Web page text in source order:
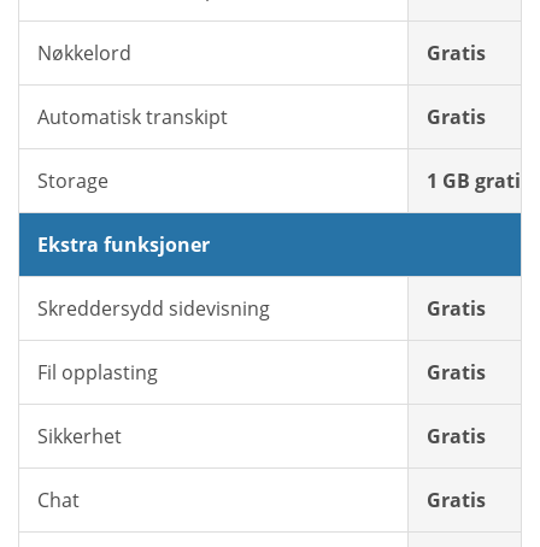
Nøkkelord Gratis
Automatisk transkipt Gratis
Storage 1 GB gratis
Ekstra funksjoner
Skreddersydd sidevisning Gratis
Fil opplasting Gratis
Sikkerhet Gratis
Chat Gratis